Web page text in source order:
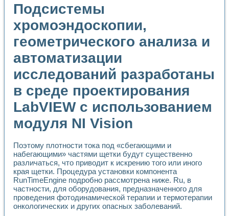
Применение NI VISION для геометрического анализа в
Управление движением с помощью программно -
Определение параметров всплывающих газовых
Система управления асинхронным тиристорным
Лазерный профилометр
Применение средств NATIONAL INSTRUMENTS для
Разработка автоматизированного стенда для
Высокочувствительные оптоэлектронные
Установка для измерения диэлектрических свойств
Лабораторный электрический импедансный томограф на
Метод траекторий в исследовании
Промышленная автоматизация
Автоматизация технологических процессов получения
Использование систем технического зрения для контроля
Исследование электромагнитных переходных процессов
Применение LabVIEW при разработке обучающих
Разработка виртуальных тренажеров путем
Система блокировок, сигнализации и защиты ускорителя
Подсистемы
хромоэндоскопии,
геометрического анализа и
автоматизации
исследований разработаны
в среде проектирования
LabVIEW с использованием
модуля NI Vision
Поэтому плотности тока под «сбегающими и
набегающими» частями щетки будут существенно
различаться, что приводит к искрению того или иного
края щетки. Процедура установки компонента
RunTimeEngine подробно рассмотрена ниже. Ru, в
частности, для оборудования, предназначенного для
проведения фотодинамической терапии и термотерапии
онкологических и других опасных заболеваний.